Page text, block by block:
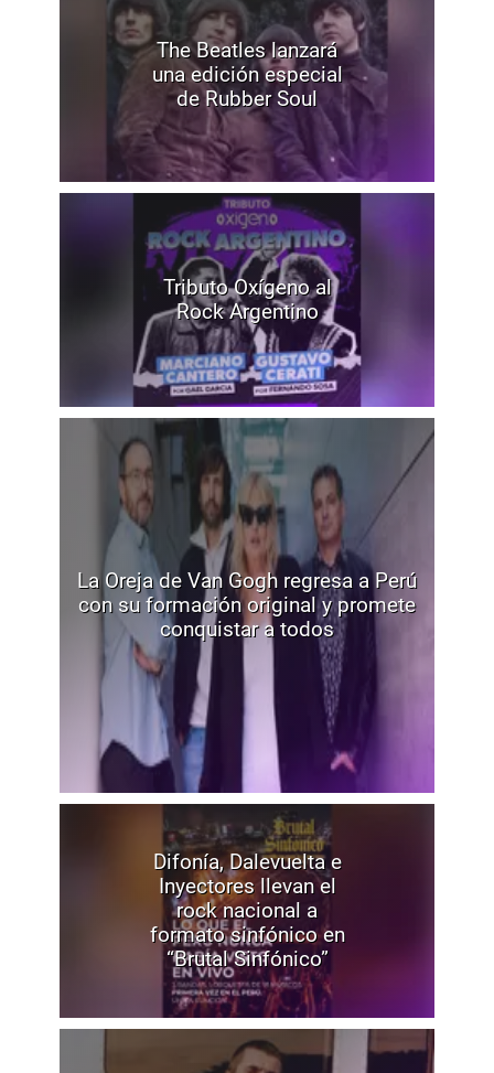
The Beatles lanzará
una edición especial
de Rubber Soul
Tributo Oxígeno al
Rock Argentino
La Oreja de Van Gogh regresa a Perú
con su formación original y promete
conquistar a todos
Difonía, Dalevuelta e
Inyectores llevan el
rock nacional a
formato sinfónico en
“Brutal Sinfónico”